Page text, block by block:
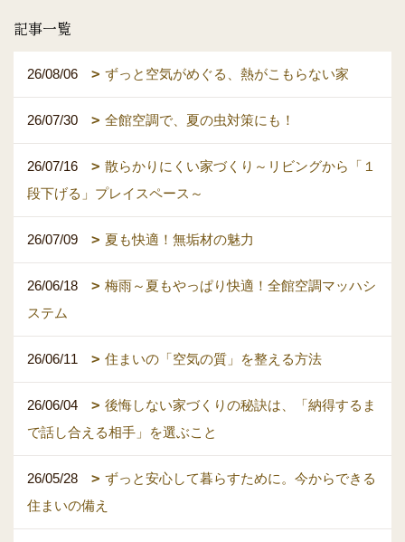
記事一覧
26/08/06 ずっと空気がめぐる、熱がこもらない家
26/07/30 全館空調で、夏の虫対策にも！
26/07/16
散らかりにくい家づくり～リビングから「１
段下げる」プレイスペース～
26/07/09 夏も快適！無垢材の魅力
26/06/18
梅雨～夏もやっぱり快適！全館空調マッハシ
ステム
26/06/11 住まいの「空気の質」を整える方法
26/06/04
後悔しない家づくりの秘訣は、「納得するま
で話し合える相手」を選ぶこと
26/05/28
ずっと安心して暮らすために。今からできる
住まいの備え